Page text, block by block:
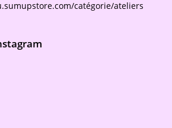
catégorie/ateliers